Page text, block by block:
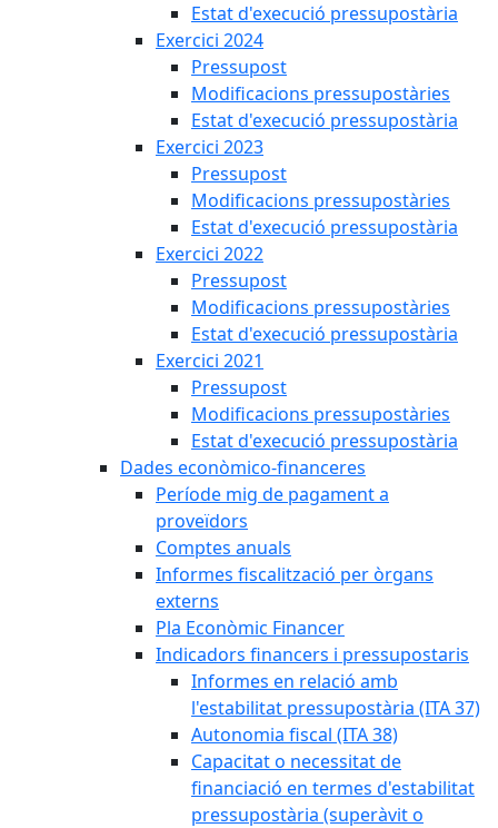
Estat d'execució pressupostària
Exercici 2024
Pressupost
Modificacions pressupostàries
Estat d'execució pressupostària
Exercici 2023
Pressupost
Modificacions pressupostàries
Estat d'execució pressupostària
Exercici 2022
Pressupost
Modificacions pressupostàries
Estat d'execució pressupostària
Exercici 2021
Pressupost
Modificacions pressupostàries
Estat d'execució pressupostària
Dades econòmico-financeres
Període mig de pagament a
proveïdors
Comptes anuals
Informes fiscalització per òrgans
externs
Pla Econòmic Financer
Indicadors financers i pressupostaris
Informes en relació amb
l'estabilitat pressupostària (ITA 37)
Autonomia fiscal (ITA 38)
Capacitat o necessitat de
financiació en termes d'estabilitat
pressupostària (superàvit o